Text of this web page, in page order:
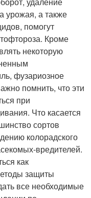
урожая, а также
помогут
Кроме
некоторую
фузариозное
помнить, что эти
при
Что касается
сортов
колорадского
вредителей.
как
защиты
все необходимые